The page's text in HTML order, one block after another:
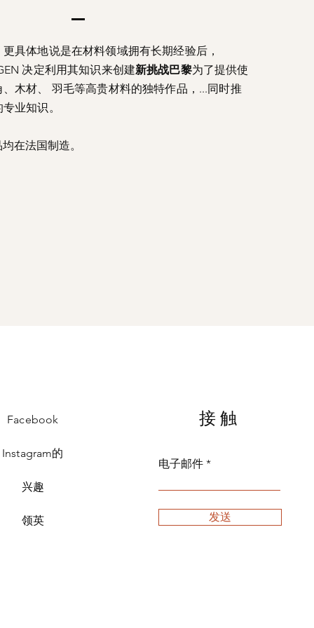
具体地说是在材料领域拥有长期经验后，
决定利用其知识来创建新挑战巴黎为了提供使
木材、 羽毛等高贵材料的独特作品，...同时推
业知识。
在法国制造。
Facebook
Instagram的
兴趣
领英
接触
电子邮件
发送